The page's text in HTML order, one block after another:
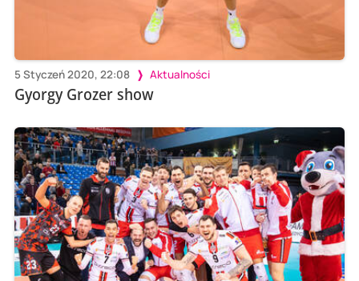
5 Styczeń 2020, 22:08 Aktualności
Gyorgy Grozer show